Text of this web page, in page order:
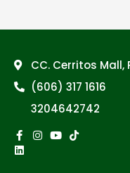
CC. Cerritos Mall,
(606) 317 1616
3204642742
Facebook-
f
Instagram
Youtube
Tiktok
Linkedin